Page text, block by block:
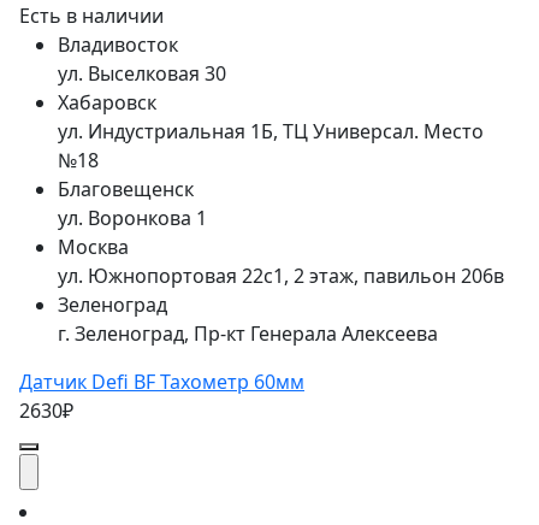
Есть в наличии
Владивосток
ул. Выселковая 30
Хабаровск
ул. Индустриальная 1Б, ТЦ Универсал. Место
№18
Благовещенск
ул. Воронкова 1
Москва
ул. Южнопортовая 22с1, 2 этаж, павильон 206в
Зеленоград
г. Зеленоград, Пр-кт Генерала Алексеева
Датчик Defi BF Тахометр 60мм
2630₽